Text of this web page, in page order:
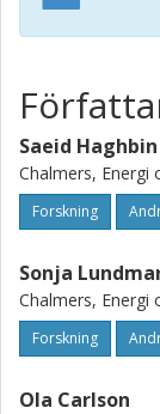
Saeid Haghbin
Chalmers, Energi
Forskning
Sonja
Chalmers, Energi
Forskning
Ola Carlson